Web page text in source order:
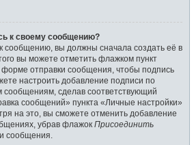
к своему сообщению?
сообщению, вы должны сначала создать её в
вы можете отметить флажком пункт
форме отправки сообщения, чтобы подпись
настроить добавление подписи по
сделав соответствующий
сообщений» пункта «Личные настройки»
на это, вы сможете отменить добавление
убрав флажок Присоединить
сообщения.